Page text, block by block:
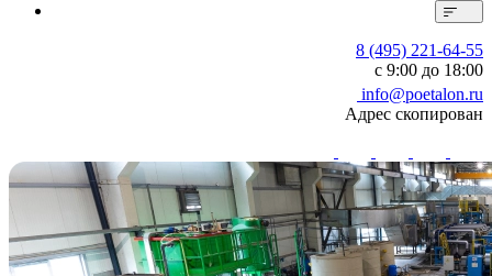
8 (495) 221-64-55
с 9:00 до 18:00
info@poetalon.ru
Адрес скопирован